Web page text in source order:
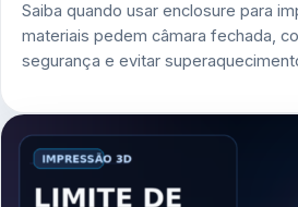
Saiba quando usar enclosure para
materiais pedem câmara fechada,
segurança e evitar